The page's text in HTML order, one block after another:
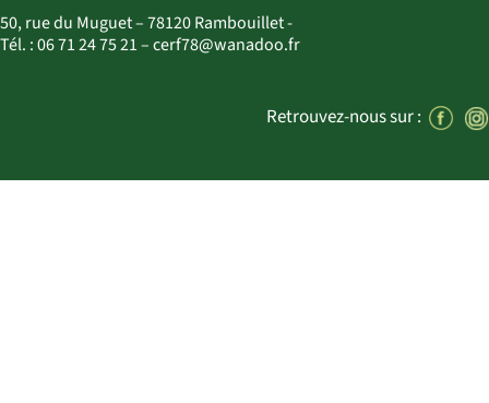
50, rue du Muguet – 78120 Rambouillet -
Tél. : 06 71 24 75 21 – cerf78@wanadoo.fr
Retrouvez-nous sur :